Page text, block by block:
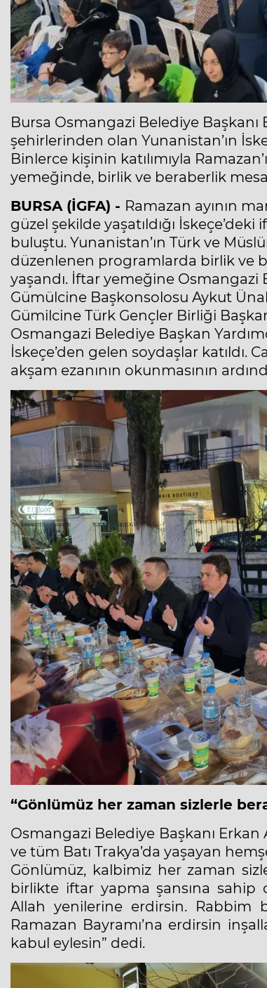
Bursa Osmangazi Belediye Başkanı
şehirlerinden olan Yunanistan’ın
Binlerce kişinin katılımıyla
yemeğinde, birlik ve beraberlik
BURSA (İGFA) - Ramazan ayının
güzel şekilde yaşatıldığı
buluştu. Yunanistan’ın Türk ve
düzenlenen programlarda birlik ve
yaşandı. İftar yemeğine Osmangazi
Gümülcine Başkonsolosu Aykut
Gümilcine Türk Gençler Birliği
Osmangazi Belediye Başkan
İskeçe’den gelen soydaşlar
akşam ezanının okunmasının
“Gönlümüz her zaman sizlerle
Osmangazi Belediye Başkanı Erkan
ve tüm Batı Trakya’da yaşayan
Gönlümüz, kalbimiz her zaman
birlikte iftar yapma şansına
Allah yenilerine erdirsin. Rabbim
Ramazan Bayramı’na erdirsin
kabul eylesin” dedi.